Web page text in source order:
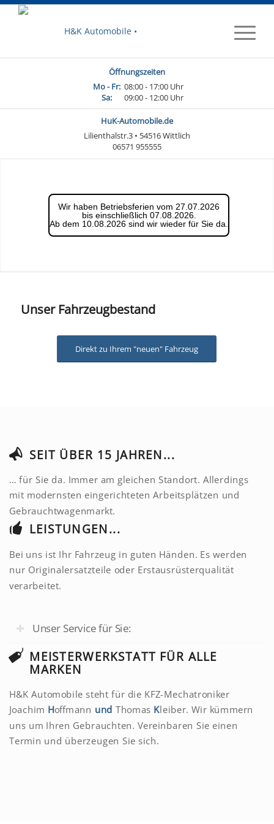
Öffnungszeiten
Mo - Fr: 08:00 - 17:00 Uhr
Sa:
09:00 - 12:00 Uhr
HuK-Automobile.de
Lilienthalstr.3 • 54516 Wittlich
06571 955555
Wir haben Betriebsferien vom 27.07.2026
bis einschließlich 07.08.2026.
Ab dem 10.08.2026 sind wir wieder für Sie da.
Unser Fahrzeugbestand
Direkt zu Ihrem "neuen" Fahrzeug
SEIT ÜBER 15 JAHREN...
… für Sie da. Immer am gleichen Standort. Allerdings
mit modernsten eingerichteten Arbeitsplätzen und
Gebrauchtwagenmarkt.
LEISTUNGEN...
Bei uns ist Ihr Fahrzeug in guten Händen. Es werden
nur Originalersatzteile oder Erstausrüsterqualität
verarbeitet.
Unser Service für Sie:
MEISTERWERKSTATT FÜR ALLE
MARKEN
H&K Automobile steht für die KFZ-Mechatroniker
Joachim Hoffmann und Thomas Kleiber. Wir kümmern
uns um Ihren Gebrauchten. Vereinbaren Sie einen
Termin und überzeugen Sie sich.